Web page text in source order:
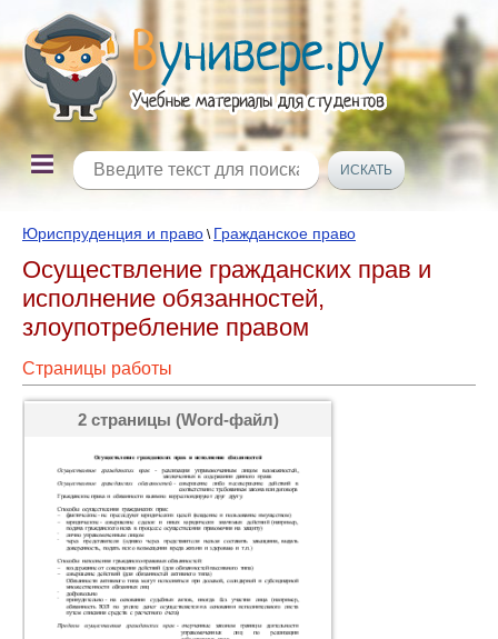
Юриспруденция и право \ Гражданское право
Осуществление гражданских прав и
исполнение обязанностей,
злоупотребление правом
Страницы работы
2 страницы (Word-файл)